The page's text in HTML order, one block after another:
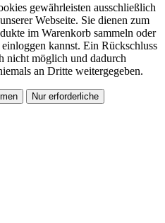
gewährleisten ausschließlich
Webseite. Sie dienen zum
im Warenkorb sammeln oder
kannst. Ein Rückschluss
nicht möglich und dadurch
an Dritte weitergegeben.
Nur erforderliche